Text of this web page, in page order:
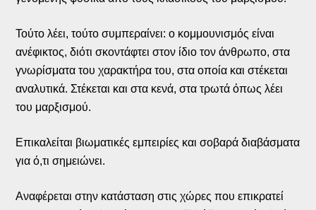
Τούτο λέει, τούτο συμπεραίνει: ο κομμουνισμός είναι
ανέφικτος, διότι σκοντάφτει στον ίδιο τον άνθρωπο, στα
γνωρίσματα του χαρακτήρα του, στα οποία και στέκεται
αναλυτικά. Στέκεται και στα κενά, στα τρωτά όπως λέει
του μαρξισμού.
Επικαλείται βιωματικές εμπειρίες και σοβαρά διαβάσματα
για ό,τι σημειώνει.
Αναφέρεται στην κατάσταση στις χώρες που επικρατεί